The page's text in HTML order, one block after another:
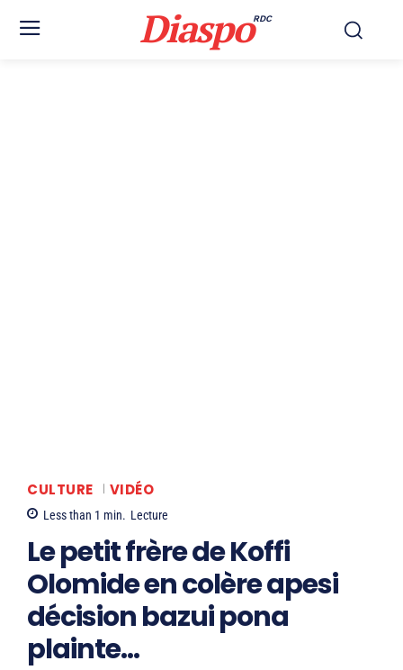
DiaspoRDC
CULTURE VIDÉO
Less than 1 min. Lecture
Le petit frère de Koffi
Olomide en colère apesi
décision bazui pona
plainte…